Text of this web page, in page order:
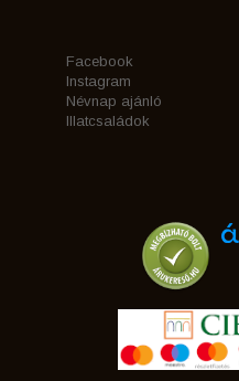
Facebook
Instagram
Névnap ajánló
Illatcsaládok